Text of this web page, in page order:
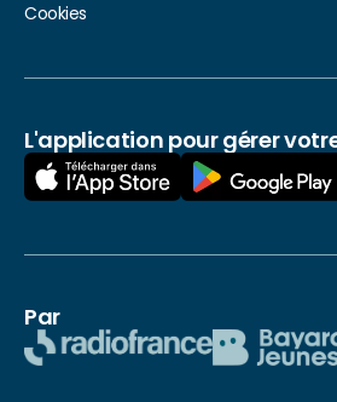
Cookies
L'application pour gérer
Par